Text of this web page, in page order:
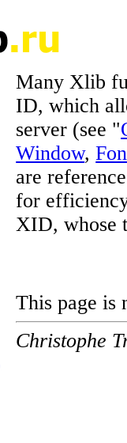
Many Xlib
ID, which
server (see "
Window,
are
for
XID, whose
This page is
Christophe